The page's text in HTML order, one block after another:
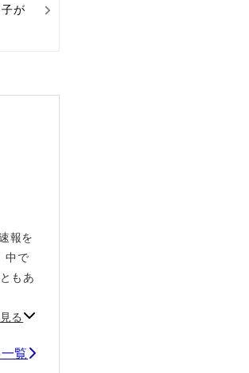
が
報を
中で
もあ
る
覧